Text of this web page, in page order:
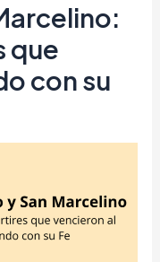
que
con su